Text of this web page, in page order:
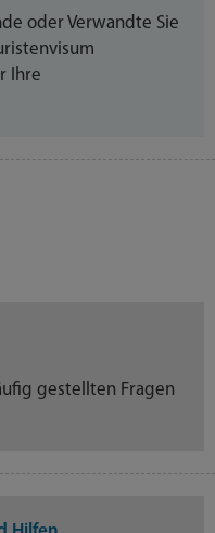
oder Verwandte Sie
Ihre
gestellten Fragen